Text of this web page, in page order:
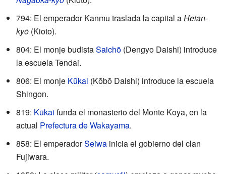
794: El emperador Kanmu traslada la capital aHeian-
kyō (Kioto).
804: El monje budistaSaichō (Dengyo Daishi) introduce
la escuela Tendai.
806: El monje Kūkai (Kōbō Daishi) introduce la escuela
Shingon.
819: Kūkai funda el monasterio del Monte Koya, en la
actual Prefectura de Wakayama.
858: El emperadorSeiwa inicia el gobierno del clan
Fujiwara.